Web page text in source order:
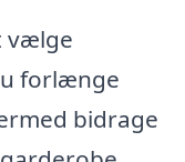
vælge
forlænge
bidrage